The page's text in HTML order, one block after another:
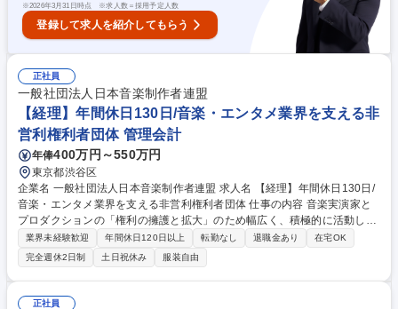
※2026年3月31日時点 ※求人数＝採用予定人数
登録して求人を紹介してもらう
正社員
一般社団法人日本音楽制作者連盟
【経理】年間休日130日/音楽・エンタメ業界を支える非
営利権利者団体 管理会計
年俸400万円～550万円
東京都渋谷区
企業名 一般社団法人日本音楽制作者連盟 求人名 【経理】年間休日130日/
音楽・エンタメ業界を支える非営利権利者団体 仕事の内容 音楽実演家と
プロダクションの「権利の擁護と拡大」のため幅広く、積極的に活動して
いる当団体にて経理総務担当を募集します。 【参考:音制連とは】http://w
ww.fmp.or.jp/about ■伝票起票/データ入力(会計ソフト使用)■小口現金管理
■売掛/買掛金管理■書類ファイリング■決算取りまとめ■税務対応(会計事務
所と協働)■ほか総務業務等。★経理が主業務ですが、総務機能も兼ねる部
署のため、関係者との会合調整等の総務業務も一部お任せします。★当団
業界未経験歓迎 年間休日120日以上 転勤なし 退職金あり
在宅OK
完全週休2日制
土日祝休み 服装自由
正社員